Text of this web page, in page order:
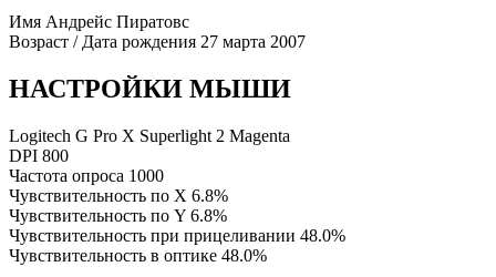
Имя Андрейс Пиратовс
Возраст / Дата рождения 27 марта 2007
НАСТРОЙКИ МЫШИ
Logitech G Pro X Superlight 2 Magenta
DPI 800
Частота опроса 1000
Чувствительность по X 6.8%
Чувствительность по Y 6.8%
Чувствительность при прицеливании 48.0%
Чувствительность в оптике 48.0%